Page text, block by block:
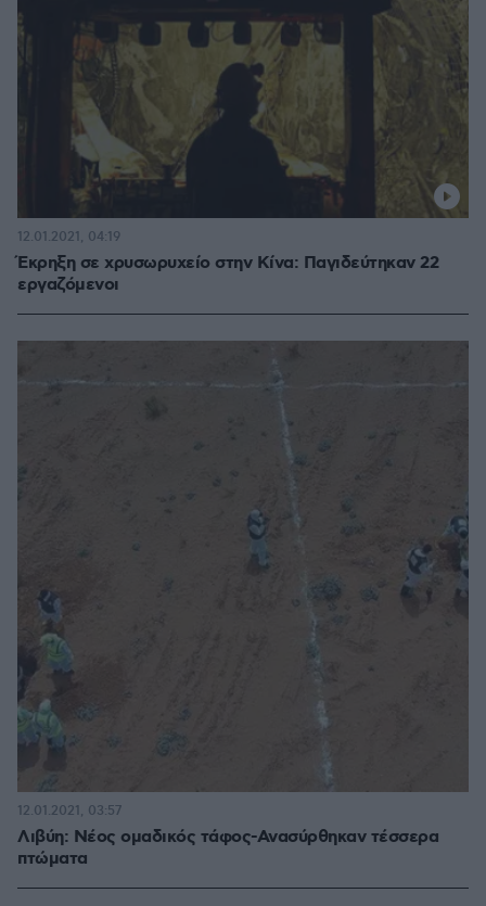
Έκρηξη σε χρυσωρυχείο στην Κίνα: Παγιδεύτηκαν 22
εργαζόμενοι
12.01.2021, 04:19
Λιβύη: Νέος ομαδικός τάφος-Ανασύρθηκαν τέσσερα
πτώματα
12.01.2021, 03:57